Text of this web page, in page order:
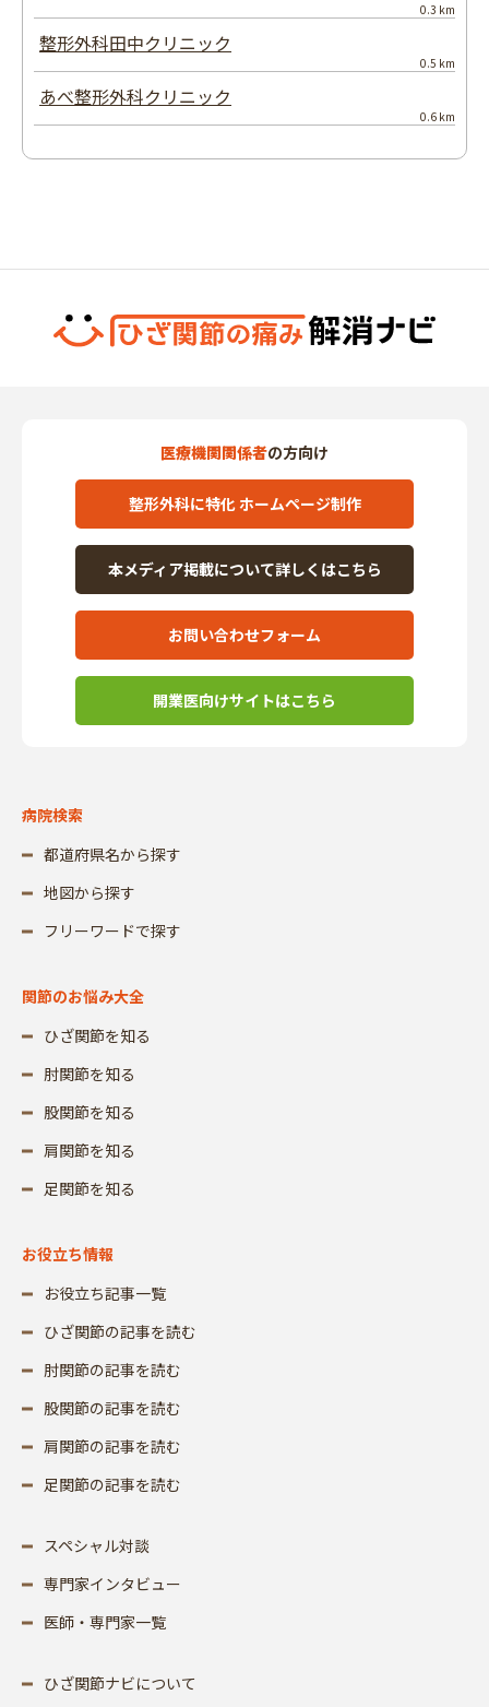
0.3 km
整形外科田中クリニック
0.5 km
あべ整形外科クリニック
0.6 km
医療機関関係者の方向け
整形外科に特化 ホームページ制作
本メディア掲載について詳しくはこちら
お問い合わせフォーム
開業医向けサイトはこちら
病院検索
都道府県名から探す
地図から探す
フリーワードで探す
関節のお悩み大全
ひざ関節を知る
肘関節を知る
股関節を知る
肩関節を知る
足関節を知る
お役立ち情報
お役立ち記事一覧
ひざ関節の記事を読む
肘関節の記事を読む
股関節の記事を読む
肩関節の記事を読む
足関節の記事を読む
スペシャル対談
専門家インタビュー
医師・専門家一覧
ひざ関節ナビについて